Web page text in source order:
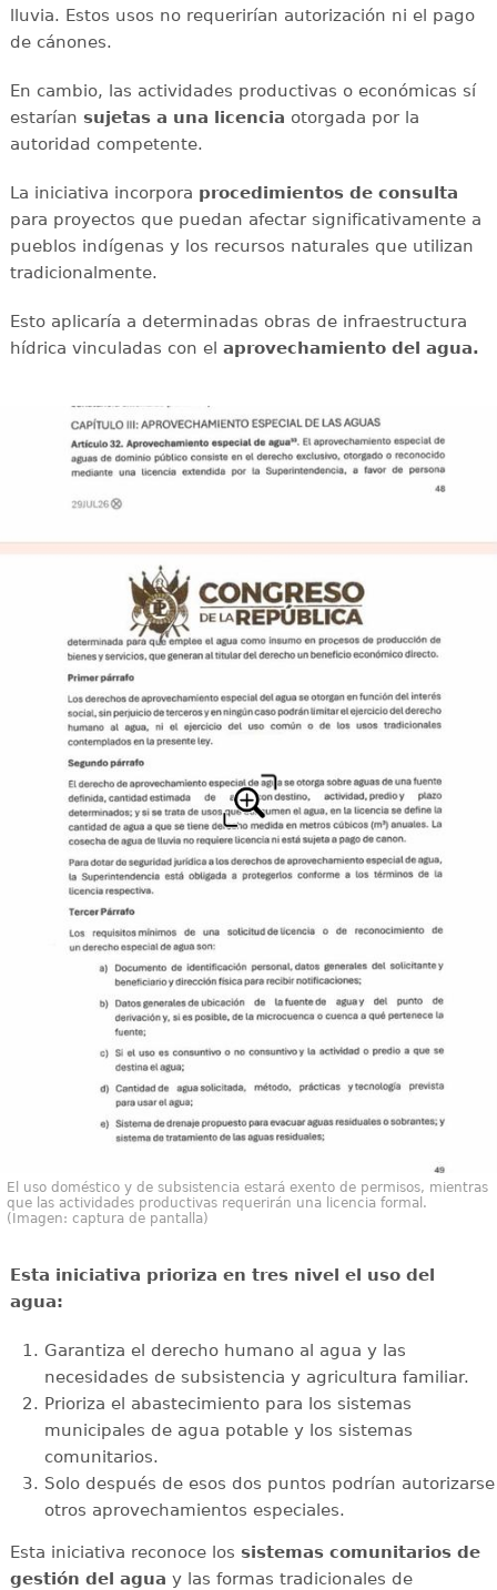
lluvia. Estos usos no requerirían autorización ni el pago
de cánones.
En cambio, las actividades productivas o económicas sí
estarían sujetas a una licencia otorgada por la
autoridad competente.
La iniciativa incorpora procedimientos de consulta
para proyectos que puedan afectar significativamente a
pueblos indígenas y los recursos naturales que utilizan
tradicionalmente.
Esto aplicaría a determinadas obras de infraestructura
hídrica vinculadas con el aprovechamiento del agua.
El uso doméstico y de subsistencia estará exento de permisos, mientras
que las actividades productivas requerirán una licencia formal.
(Imagen: captura de pantalla)
Esta iniciativa prioriza en tres nivel el uso del
agua:
Garantiza el derecho humano al agua y las
necesidades de subsistencia y agricultura familiar.
Prioriza el abastecimiento para los sistemas
municipales de agua potable y los sistemas
comunitarios.
Solo después de esos dos puntos podrían autorizarse
otros aprovechamientos especiales.
Esta iniciativa reconoce los sistemas comunitarios de
gestión del agua y las formas tradicionales de